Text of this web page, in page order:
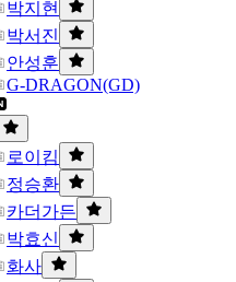
박지현
박서진
안성훈
G-DRAGON(GD)
로이킴
정승환
카더가든
박효신
화사